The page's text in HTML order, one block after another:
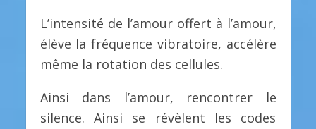
L’intensité de l’amour offert à l’amour,
élève la fréquence vibratoire, accélère
même la rotation des cellules.
Ainsi dans l’amour, rencontrer le
silence. Ainsi se révèlent les codes